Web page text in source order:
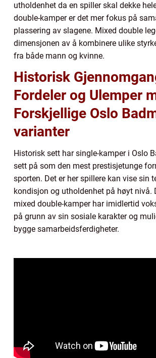
utholdenhet da en spiller skal dekke
double-kamper er det mer fokus på
plassering av slagene. Mixed double
dimensjonen av å kombinere ulike
fra både mann og kvinne.
Historisk
Fordeler og Ulemper
Forskjellige Oslo
varianter
Historisk sett har single-kamper i Oslo
sett på som den mest prestisjetunge
sporten. Det er her spillere kan vise sin
kondisjon og utholdenhet på høyt nivå.
mixed double-kamper har imidlertid
på grunn av sin sosiale karakter og
bygge samarbeidsferdigheter.